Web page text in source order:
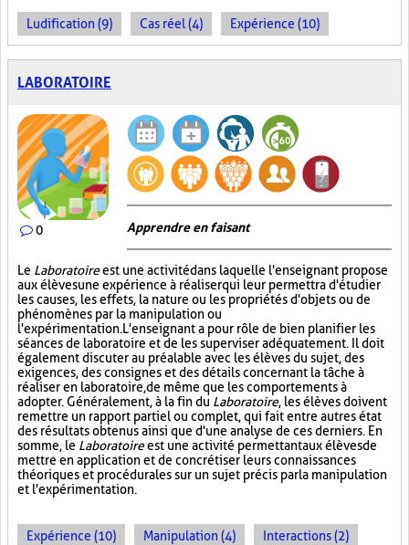
Ludification (9) Cas réel (4) Expérience (10)
LABORATOIRE
0 Apprendre en faisant
Le Laboratoireest une activité dans laquelle l'enseignant propose
aux élèves une expérience à réaliser qui leur permettra d'étudier
les causes, les effets, la nature ou les propriétés d'objets ou de
phénomènes par la manipulation ou
l'expérimentation. L'enseignant a pour rôle de bien planifier les
séances de laboratoire et de les superviser adéquatement. Il doit
également discuter au préalable avec les élèves du sujet, des
exigences, des consignes et des détails concernant la tâche à
réaliser en laboratoire, de même que les comportements à
adopter. Généralement, à la fin du Laboratoire, les élèves doivent
remettre un rapport partiel ou complet, qui fait entre autres état
des résultats obtenus ainsi que d'une analyse de ces derniers. En
somme, le Laboratoireest une activité permettant aux élèves de
mettre en application et de concrétiser leurs connaissances
théoriques et procédurales sur un sujet précis par la manipulation
et l'expérimentation.
Expérience (10) Manipulation (4) Interactions (2)